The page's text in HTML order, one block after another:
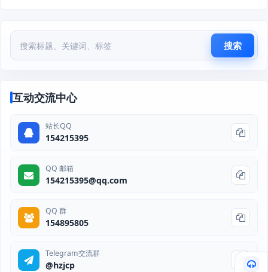
搜索
互动交流中心
站长QQ
154215395
QQ 邮箱
154215395@qq.com
QQ 群
154895805
Telegram交流群
@hzjcp